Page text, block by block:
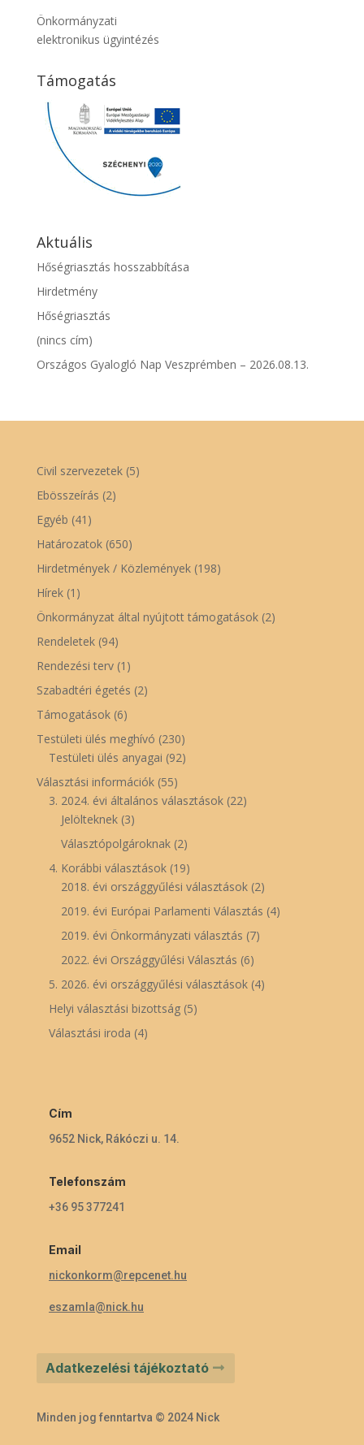
Önkormányzati
elektronikus ügyintézés
Támogatás
Aktuális
Hőségriasztás hosszabbítása
Hirdetmény
Hőségriasztás
(nincs cím)
Országos Gyalogló Nap Veszprémben – 2026.08.13.
Civil szervezetek(5)
Ebösszeírás (2)
Egyéb (41)
Határozatok(650)
Hirdetmények / Közlemények(198)
Hírek(1)
Önkormányzat által nyújtott támogatások(2)
Rendeletek(94)
Rendezési terv(1)
Szabadtéri égetés (2)
Támogatások(6)
Testületi ülés meghívó (230)
Testületi ülés anyagai (92)
Választási információk(55)
3. 2024. évi általános választások(22)
Jelölteknek(3)
Választópolgároknak(2)
4. Korábbi választások(19)
2018. évi országgyűlési választások(2)
2019. évi Európai Parlamenti Választás (4)
2019. évi Önkormányzati választás (7)
2022. évi Országgyűlési Választás (6)
5. 2026. évi országgyűlési választások(4)
Helyi választási bizottság(5)
Választási iroda (4)
Cím
9652 Nick, Rákóczi u. 14.
Telefonszám
+36 95 377241
Email
nickonkorm@repcenet.hu
eszamla@nick.hu
Adatkezelési tájékoztató
Minden jog fenntartva © 2024 Nick